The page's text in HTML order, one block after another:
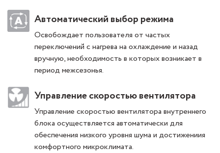
Автоматический выбор режима
Освобождает пользователя от частых
переключений с нагрева на охлаждение и назад
вручную, необходимость в которых возникает в
период межсезонья.
Управление скоростью вентилятора
Управление скоростью вентилятора внутреннего
блока осуществляется автоматически для
обеспечения низкого уровня шума и достижениия
комфортного микроклимата.